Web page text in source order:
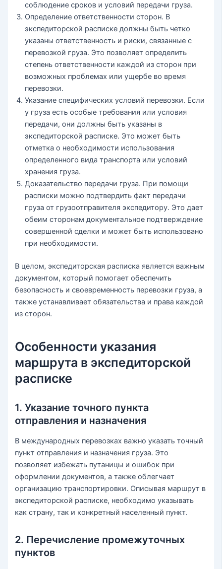
соблюдение сроков и условий передачи груза.
Определение ответственности сторон. В
экспедиторской расписке должны быть четко
указаны ответственность и риски, связанные с
перевозкой груза. Это позволяет определить
степень ответственности каждой из сторон при
возможных проблемах или ущербе во время
перевозки.
Указание специфических условий перевозки. Если
у груза есть особые требования или условия
передачи, они должны быть указаны в
экспедиторской расписке. Это может быть
отметка о необходимости использования
определенного вида транспорта или условий
хранения груза.
Доказательство передачи груза. При помощи
расписки можно подтвердить факт передачи
груза от грузоотправителя экспедитору. Это дает
обеим сторонам документальное подтверждение
совершенной сделки и может быть использовано
при необходимости.
В целом, экспедиторская расписка является важным
документом, который помогает обеспечить
безопасность и своевременность перевозки груза, а
также устанавливает обязательства и права каждой
из сторон.
Особенности указания
маршрута в экспедиторской
расписке
1. Указание точного пункта
отправления и назначения
В международных перевозках важно указать точный
пункт отправления и назначения груза. Это
позволяет избежать путаницы и ошибок при
оформлении документов, а также облегчает
организацию транспортировки. Описывая маршрут в
экспедиторской расписке, необходимо указывать
как страну, так и конкретный населенный пункт.
2. Перечисление промежуточных
пунктов